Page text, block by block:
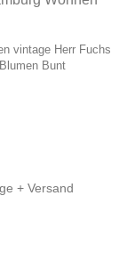
vintage Herr Fuchs
Bunt
+ Versand